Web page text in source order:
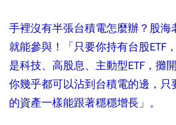
手裡沒有半張台積電怎麼辦？股海
就能參與！「只要你持有台股ETF
是科技、高股息、主動型ETF，攤
你幾乎都可以沾到台積電的邊，只
的資產一樣能跟著穩穩增長」。